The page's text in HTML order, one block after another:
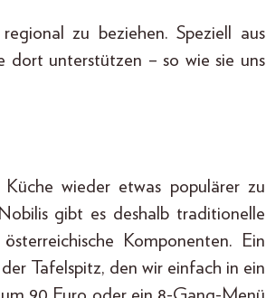
zu beziehen. Speziell aus
dort unterstützen – so wie sie uns
wieder etwas populärer zu
gibt es deshalb traditionelle
Komponenten. Ein
Tafelspitz, den wir einfach in ein